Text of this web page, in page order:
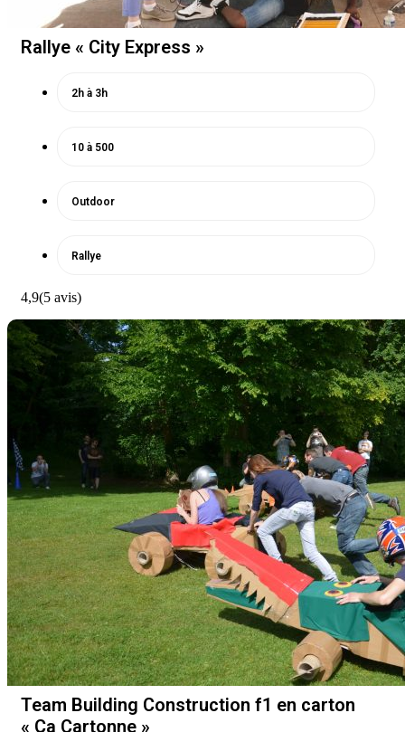
Rallye « City Express »
2h à 3h
10 à 500
Outdoor
Rallye
4,9(5 avis)
Team Building Construction f1 en carton
« Ça Cartonne »